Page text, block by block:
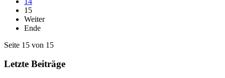
15
Weiter
Ende
Seite 15 von 15
Letzte Beiträge